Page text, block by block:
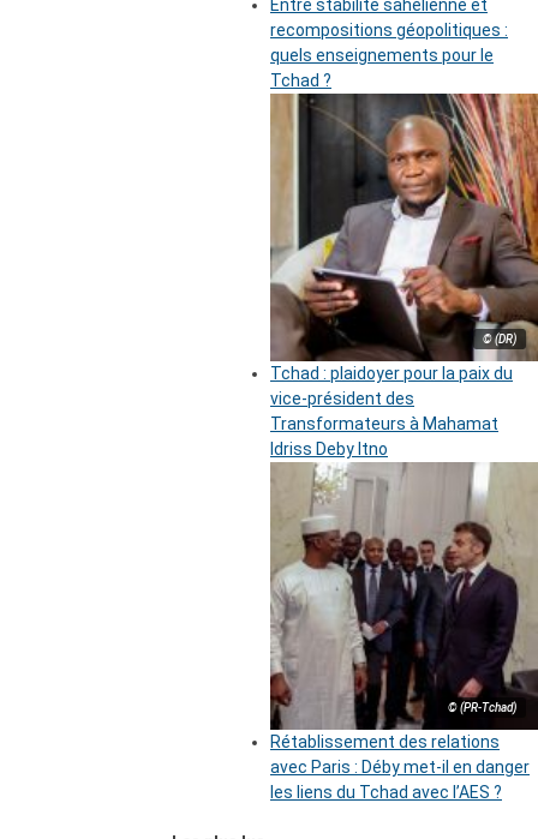
Entre stabilité sahélienne et
recompositions géopolitiques :
quels enseignements pour le
Tchad ?
© (DR)
Tchad : plaidoyer pour la paix du
vice-président des
Transformateurs à Mahamat
Idriss Deby Itno
© (PR-Tchad)
Rétablissement des relations
avec Paris : Déby met-il en danger
les liens du Tchad avec l’AES ?